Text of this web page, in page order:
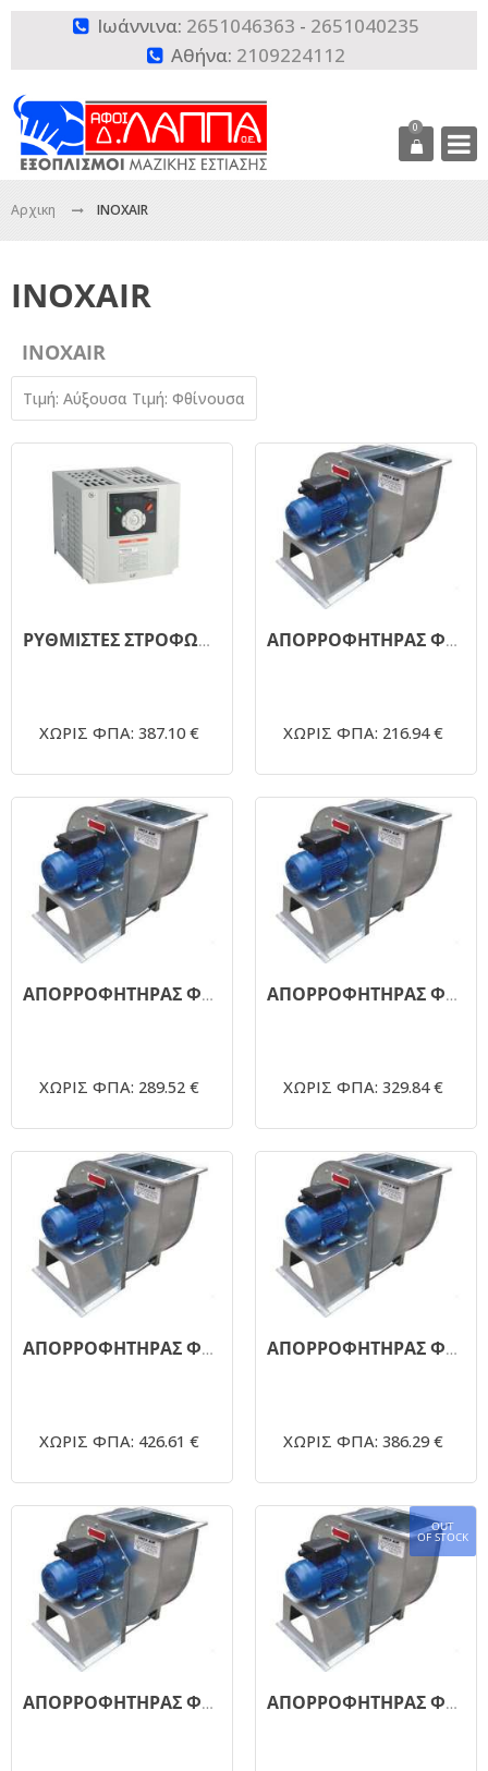
 Ιωάννινα: 2651046363 - 2651040235
 Αθήνα: 2109224112
0
Αρχικη INOXAIR
INOXAIR
INOXAIR
Τιμή: Αύξουσα Τιμή: Φθίνουσα
ΡΥΘΜΙΣΤΕΣ ΣΤΡΟΦΩΝ INVERTER 220V - LG 4,00 220 4HP
ΧΩΡΙΣ ΦΠΑ: 387.10 €
ΑΠΟΡΡΟΦΗΤΗΡΑΣ ΦΥΓΟΚΕΝΤΡΙΚΟΣ ΜΟΝΗΣ ΑΝΑΡΡΟΦΗΣΗΣ 1450RPM - Φ200 - 0,5ΗΡ
ΧΩΡΙΣ ΦΠΑ: 216.94 €
ΑΠΟΡΡΟΦΗΤΗΡΑΣ ΦΥΓΟΚΕΝΤΡΙΚΟΣ ΜΟΝΗΣ ΑΝΑΡΡΟΦΗΣΗΣ 1450RPM - Φ250 - 1,0 ΗΡ
ΧΩΡΙΣ ΦΠΑ: 289.52 €
ΑΠΟΡΡΟΦΗΤΗΡΑΣ ΦΥΓΟΚΕΝΤΡΙΚΟΣ ΜΟΝΗΣ ΑΝΑΡΡΟΦΗΣΗΣ 1450RPM - Φ250 - 1,5 ΗΡ
ΧΩΡΙΣ ΦΠΑ: 329.84 €
ΑΠΟΡΡΟΦΗΤΗΡΑΣ ΦΥΓΟΚΕΝΤΡΙΚΟΣ ΜΟΝΗΣ ΑΝΑΡΡΟΦΗΣΗΣ 1450RPM - Φ300 - 2,0 ΗΡ
ΧΩΡΙΣ ΦΠΑ: 426.61 €
ΑΠΟΡΡΟΦΗΤΗΡΑΣ ΦΥΓΟΚΕΝΤΡΙΚΟΣ ΜΟΝΗΣ ΑΝΑΡΡΟΦΗΣΗΣ 1450RPM - Φ300 - 2,0 ΗΡ
ΧΩΡΙΣ ΦΠΑ: 386.29 €
ΑΠΟΡΡΟΦΗΤΗΡΑΣ ΦΥΓΟΚΕΝΤΡΙΚΟΣ ΜΟΝΗΣ ΑΝΑΡΡΟΦΗΣΗΣ 1450RPM - Φ250 - 1.5 ΗΡ
OUT
OF STOCK
ΑΠΟΡΡΟΦΗΤΗΡΑΣ ΦΥΓΟΚΕΝΤΡΙΚΟΣ ΜΟΝΗΣ ΑΝΑΡΡΟΦΗΣΗΣ 1450RPM - Φ350 - 3,0 ΗΡ